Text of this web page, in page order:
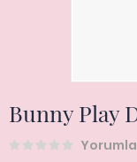
Bunny Play